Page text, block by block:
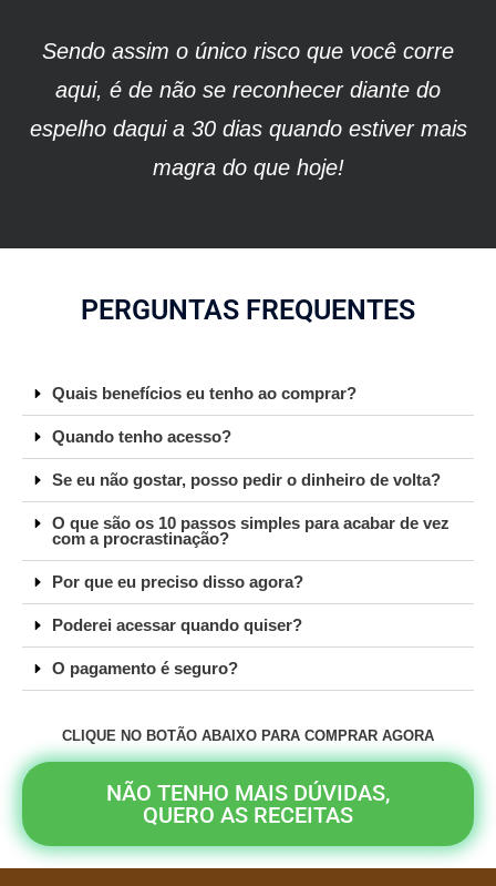
Sendo assim o único risco que você corre
aqui, é de não se reconhecer diante do
espelho daqui a 30 dias quando estiver mais
magra do que hoje!
PERGUNTAS FREQUENTES
Quais benefícios eu tenho ao comprar?
Quando tenho acesso?
Se eu não gostar, posso pedir o dinheiro de volta?
O que são os 10 passos simples para acabar de vez
com a procrastinação?
Por que eu preciso disso agora?
Poderei acessar quando quiser?
O pagamento é seguro?
CLIQUE NO BOTÃO ABAIXO PARA COMPRAR AGORA
NÃO TENHO MAIS DÚVIDAS,
QUERO AS RECEITAS